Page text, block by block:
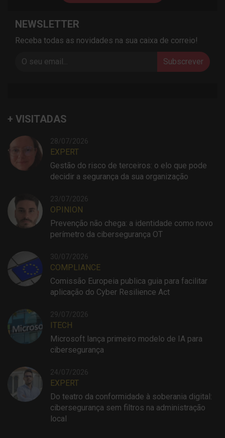
NEWSLETTER
Receba todas as novidades na sua caixa de correio!
Subscrever
+ VISITADAS
28/07/2026
EXPERT
Gestão do risco de terceiros: o elo que pode
decidir a segurança da sua organização
23/07/2026
OPINION
Prevenção não chega: a identidade como novo
perímetro da cibersegurança OT
30/07/2026
COMPLIANCE
Comissão Europeia publica guia para facilitar
aplicação do Cyber Resilience Act
29/07/2026
ITECH
Microsoft lança primeiro modelo de IA para
cibersegurança
24/07/2026
EXPERT
Do teatro da conformidade à soberania digital:
cibersegurança sem filtros na administração
local